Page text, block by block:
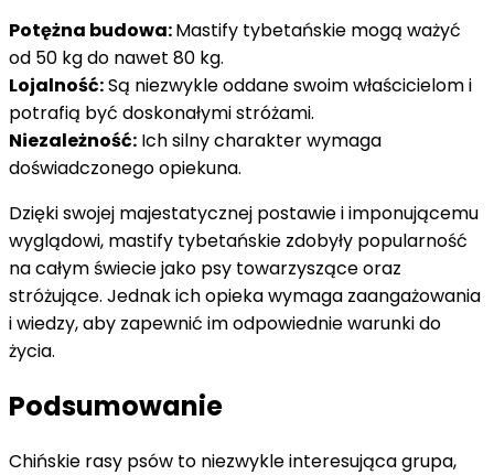
Potężna budowa:Mastify tybetańskie mogą ważyć
od 50 kg do nawet 80 kg.
Lojalność:Są niezwykle oddane swoim właścicielom i
potrafią być doskonałymi stróżami.
Niezależność: Ich silny charakter wymaga
doświadczonego opiekuna.
Dzięki swojej majestatycznej postawie i imponującemu
wyglądowi, mastify tybetańskie zdobyły popularność
na całym świecie jako psy towarzyszące oraz
stróżujące. Jednak ich opieka wymaga zaangażowania
i wiedzy, aby zapewnić im odpowiednie warunki do
życia.
Podsumowanie
Chińskie rasy psów to niezwykle interesująca grupa,